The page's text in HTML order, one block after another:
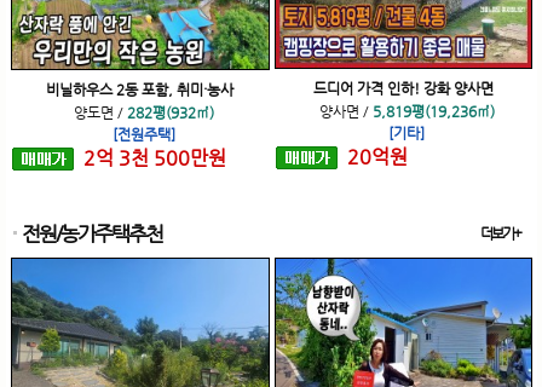
비닐하우스 2동 포함, 취미·농사
양도면 / 282평(932㎡)
[전원주택]
2억 3천 500만원
드디어 가격 인하! 강화 양사면
양사면 / 5,819평(19,236㎡)
[기타]
20억원
전원/농가주택추천 더보기+